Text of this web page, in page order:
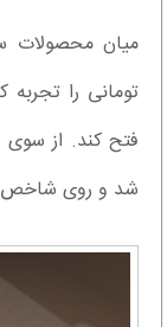
شد و روی شاخص ۷۶۵ ایستاد.